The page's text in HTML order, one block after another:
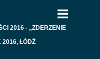
2016 - „ZDERZENIE
2016, ŁÓDŹ